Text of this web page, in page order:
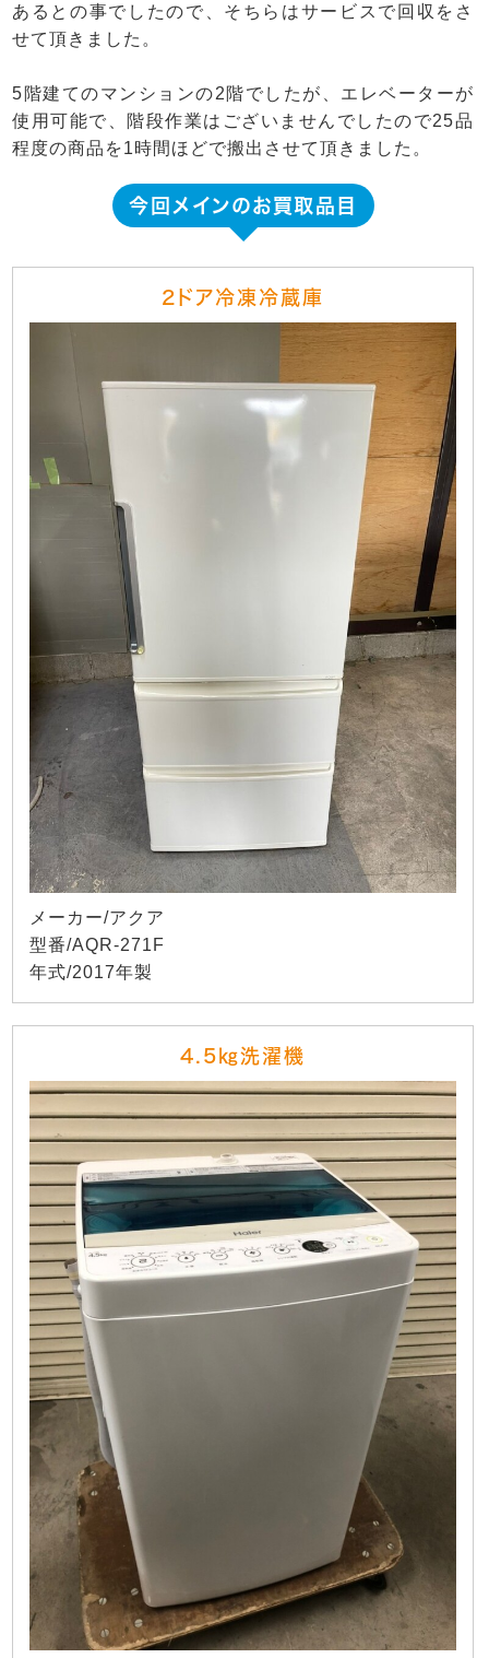
あるとの事でしたので、そちらはサービスで回収をさ
せて頂きました。
5階建てのマンションの2階でしたが、エレベーターが
使用可能で、階段作業はございませんでしたので25品
程度の商品を1時間ほどで搬出させて頂きました。
今回メインのお買取品目
2ドア冷凍冷蔵庫
メーカー/アクア
型番/AQR-271F
年式/2017年製
4.5㎏洗濯機